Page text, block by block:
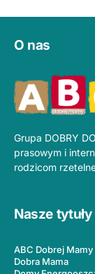
O nas
Grupa DOBRY
prasowym i
rodzicom
Nasze tytuły
ABC Dobrej Mamy
Dobra Mama